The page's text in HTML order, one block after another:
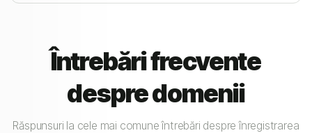
Întrebări frecvente
despre domenii
Răspunsuri la cele mai comune întrebări despre înregistrarea